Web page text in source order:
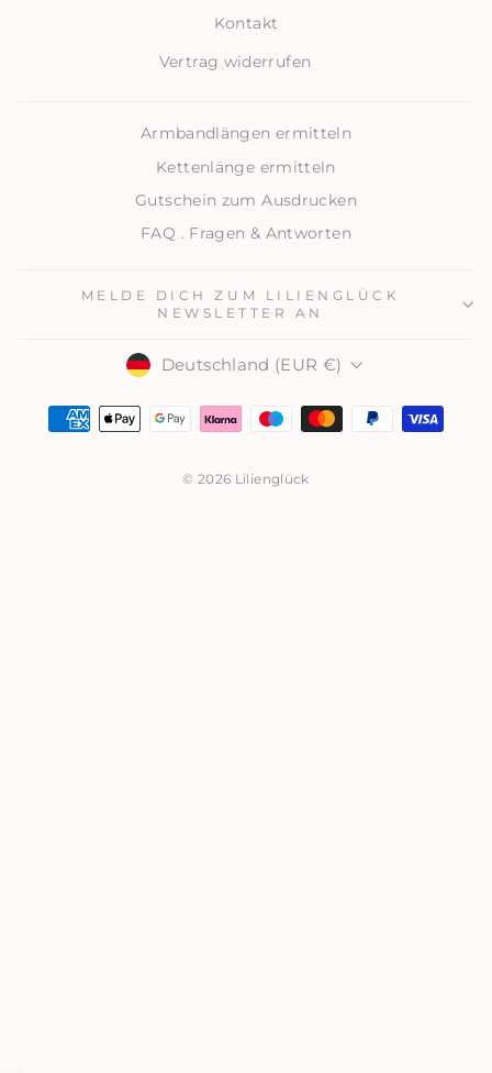
Kontakt
Vertrag widerrufen
Armbandlängen ermitteln
Kettenlänge ermitteln
Gutschein zum Ausdrucken
FAQ . Fragen & Antworten
MELDE DICH ZUM LILIENGLÜCK
NEWSLETTER AN
WÄHRUNG
Deutschland (EUR €)
© 2026 Lilienglück